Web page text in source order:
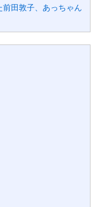
前田敦子、あっちゃん